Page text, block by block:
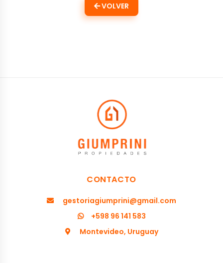
VOLVER
CONTACTO
gestoriagiumprini@gmail.com
+598 96 141 583
Montevideo, Uruguay